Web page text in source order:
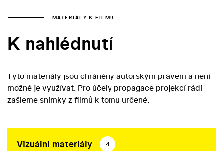
MATERIÁLY K FILMU
K nahlédnutí
Tyto materiály jsou chráněny autorským právem a není
možné je využívat. Pro účely propagace projekcí rádi
zašleme snímky z filmů k tomu určené.
Vizuální materiály 4